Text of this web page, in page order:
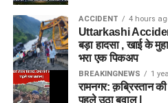
ACCIDENT 4 hours
Uttarkashi
बड़ा हादसा , खाई के
भरा एक पिकअप
BREAKINGNEWS 1
रामनगर: क़ब्रिस्तान
पहले उठा बवाल |